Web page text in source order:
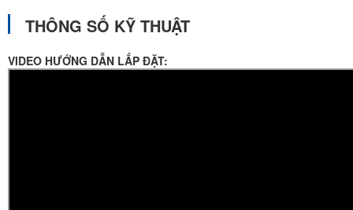
THÔNG SỐ KỸ THUẬT
VIDEO HƯỚNG DẪN LẮP ĐẶT: